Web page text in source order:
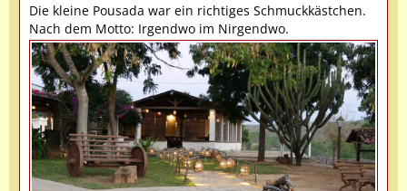
Die kleine Pousada war ein richtiges Schmuckkästchen.
Nach dem Motto: Irgendwo im Nirgendwo.